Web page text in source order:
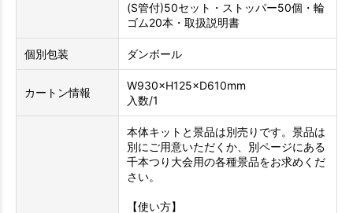
(S管付)50セット・ストッパー50個・輪
ゴム20本・取扱説明書
個別包装 ダンボール
カートン情報
W930×H125×D610mm
入数/1
本体キットと景品は別売りです。景品は
別にご用意いただくか、別ページにある
千本つり大会用の各種景品をお求めくだ
さい。
【使い方】